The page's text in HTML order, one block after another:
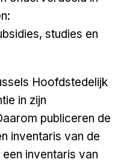
studies en
Hoofdstedelijk
in zijn
publiceren de
inventaris van de
inventaris van